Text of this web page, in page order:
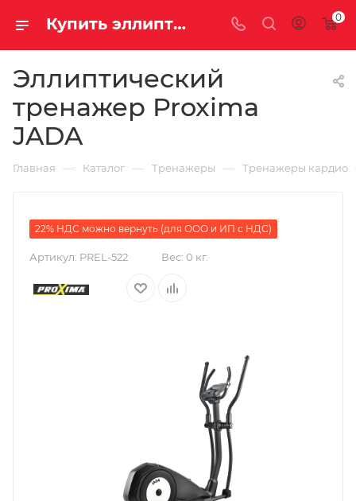
Купить эллиптический тренажёр Proxima JADA за 44990.00000000 рублей в интернет-магазине Велосаратов 0
Эллиптический
тренажер Proxima
JADA
Главная — Каталог — Тренажеры — Тренажеры кардио
22% НДС можно вернуть (для ООО и ИП с НДС)
Артикул: PREL-522 Вес: 0 кг.